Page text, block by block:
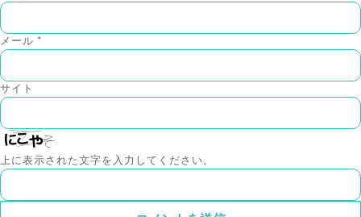
メール *
サイト
上に表示された文字を入力してください。